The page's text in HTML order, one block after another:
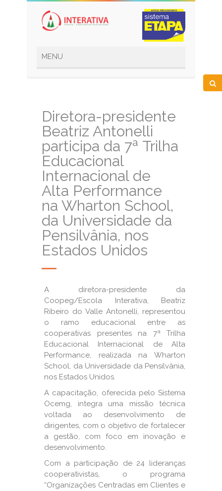
Diretora-presidente
Beatriz Antonelli
participa da 7ª Trilha
Educacional
Internacional de
Alta Performance
na Wharton School,
da Universidade da
Pensilvânia, nos
Estados Unidos
A diretora-presidente da
Coopeg/Escola Interativa, Beatriz
Ribeiro do Valle Antonelli, representou
o ramo educacional entre as
cooperativas presentes na 7ª Trilha
Educacional Internacional de Alta
Performance, realizada na Wharton
School, da Universidade da Pensilvânia,
nos Estados Unidos.
A capacitação, oferecida pelo Sistema
Ocemg, integra uma missão técnica
voltada ao desenvolvimento de
dirigentes, com o objetivo de fortalecer
a gestão, com foco em inovação e
desenvolvimento.
Com a participação de 24 lideranças
cooperativistas, o programa
“Organizações Centradas em Clientes e